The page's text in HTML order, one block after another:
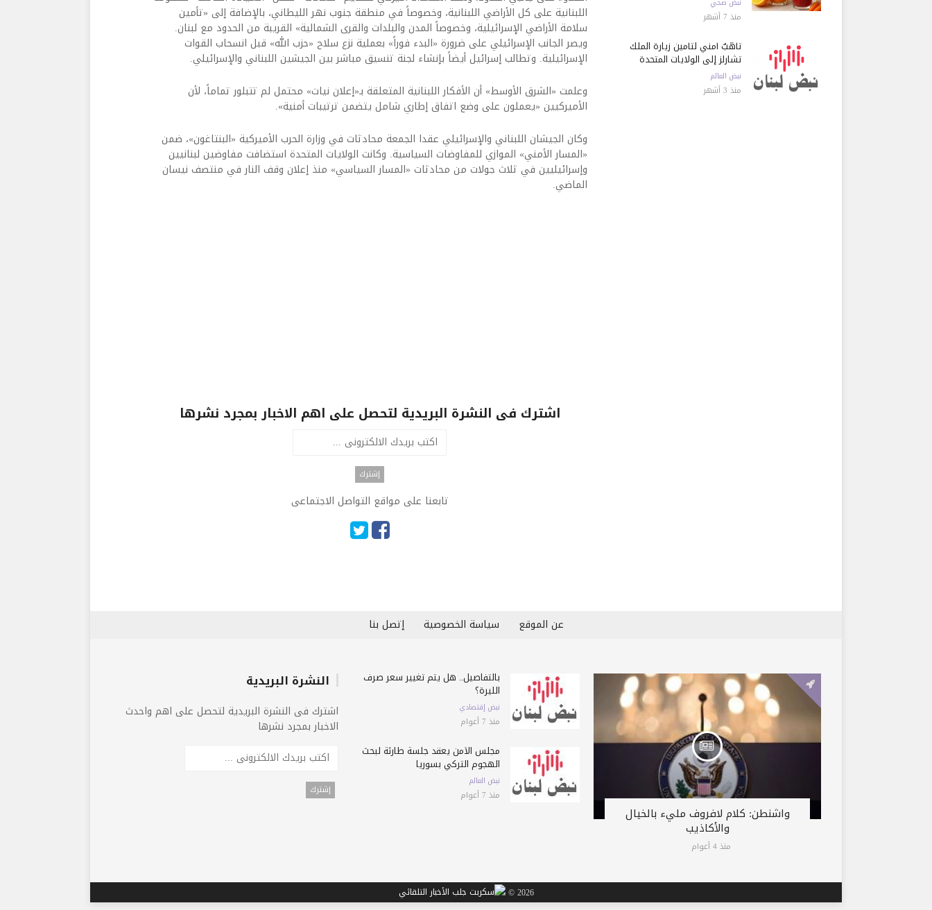
اللبنانية على كل الأراضي اللبنانية، وخصوصاً في منطقة جنوب نهر الليطاني، بالإضافة إلى «تأمين
سلامة الأراضي الإسرائيلية، وخصوصاً المدن والبلدات والقرى الشمالية» القريبة من الحدود مع لبنان.
ويصر الجانب الإسرائيلي على ضرورة «البدء فوراً» بعملية نزع سلاح «حزب الله» قبل انسحاب القوات
الإسرائيلية. وتطالب إسرائيل أيضاً بإنشاء لجنة تنسيق مباشر بين الجيشين اللبناني والإسرائيلي.
وعلمت «الشرق الأوسط» أن الأفكار اللبنانية المتعلقة بـ«إعلان نيات» محتمل لم تتبلور تماماً، لأن
الأميركيين «يعملون على وضع اتفاق إطاري شامل يتضمن ترتيبات أمنية».
وكان الجيشان اللبناني والإسرائيلي عقدا الجمعة محادثات في وزارة الحرب الأميركية «البنتاغون»، ضمن
«المسار الأمني» الموازي للمفاوضات السياسية. وكانت الولايات المتحدة استضافت مفاوضين لبنانيين
وإسرائيليين في ثلاث جولات من محادثات «المسار السياسي» منذ إعلان وقف النار في منتصف نيسان
الماضي.
اشترك فى النشرة البريدية لتحصل على اهم الاخبار بمجرد نشرها
تابعنا على مواقع التواصل الاجتماعى
منذ 7 أشهر
تأهُّبٌ أمني لتأمين زيارة الملك
تشارلز إلى الولايات المتحدة
نبض العالم
منذ 3 أشهر
عن الموقع سياسة الخصوصية إتصل بنا
واشنطن: كلام لافروف مليء بالخيال
والأكاذيب
منذ 4 أعوام
بالتفاصيل.. هل يتم تغيير سعر صرف
الليرة؟
نبض إقتصادي
منذ 7 أعوام
مجلس الأمن يعقد جلسة طارئة لبحث
الهجوم التركي بسوريا
نبض العالم
منذ 7 أعوام
النشرة البريدية
اشترك فى النشرة البريدية لتحصل على اهم واحدث
الاخبار بمجرد نشرها
2026 ©